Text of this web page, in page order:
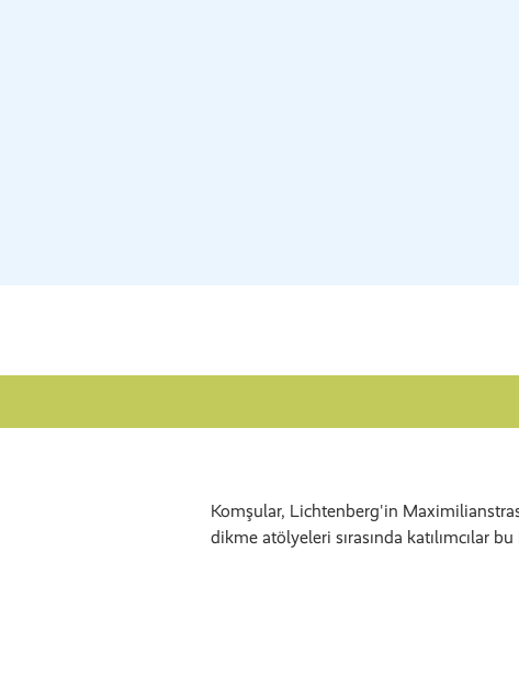
Komşular, Lichtenberg'in
dikme atölyeleri sırasında katılımcılar